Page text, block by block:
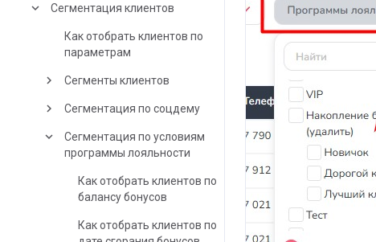
keyboard_arrow_down Сегментация клиентов
Как отобрать клиентов по
параметрам
keyboard_arrow_right Сегменты клиентов
keyboard_arrow_right Сегментация по соцдему
keyboard_arrow_down
Сегментация по условиям
программы лояльности
Как отобрать клиентов по
балансу бонусов
Как отобрать клиентов по